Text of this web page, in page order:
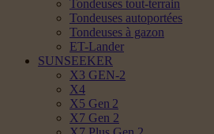
Tondeuses tout-terrain
Tondeuses autoportées
Tondeuses à gazon
ET-Lander
SUNSEEKER
X3 GEN-2
X4
X5 Gen 2
X7 Gen 2